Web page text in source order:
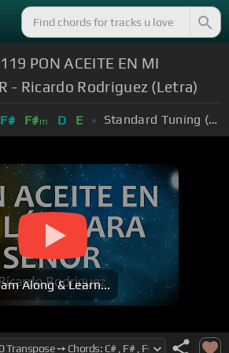
PON ACEITE EN MI
- Ricardo Rodriguez (Letra)
F# F#m D E Standard Tuning (EADGBE)
Along & Learn...